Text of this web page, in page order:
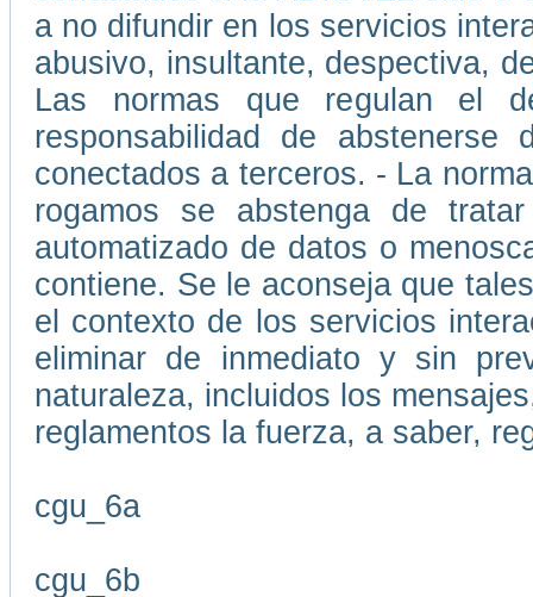
a no difundir en los servicios
abusivo, insultante, despectiva,
Las normas que regulan el
responsabilidad de
conectados a terceros. - La
rogamos se abstenga de
automatizado de datos o
contiene. Se le aconseja que
el contexto de los servicios
eliminar de inmediato y sin
naturaleza, incluidos los
reglamentos la fuerza, a saber,
cgu_6a
cgu_6b